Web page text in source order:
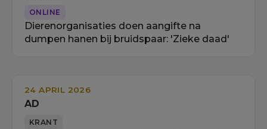
ONLINE
Dierenorganisaties doen aangifte na
dumpen hanen bij bruidspaar: 'Zieke daad'
24 APRIL 2026
AD
KRANT